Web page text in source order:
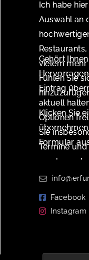
Ich habe
Auswahl an
vielem mehr
Fühlen Sie
Gehört
Eintrag
aktuell
Optionen
Sie
Termine
machen
zu aktivieren.
Klicken Sie
Formular
Facebook
Instagram